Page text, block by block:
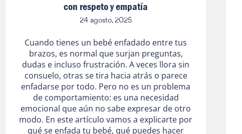
con respeto y empatía
24 agosto, 2025
Cuando tienes un bebé enfadado entre tus
brazos, es normal que surjan preguntas,
dudas e incluso frustración. A veces llora sin
consuelo, otras se tira hacia atrás o parece
enfadarse por todo. Pero no es un problema
de comportamiento: es una necesidad
emocional que aún no sabe expresar de otro
modo. En este artículo vamos a explicarte por
qué se enfada tu bebé, qué puedes hacer